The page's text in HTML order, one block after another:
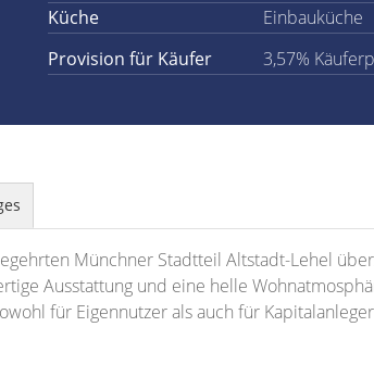
Küche
Einbauküche
Provision für Käufer
3,57%
Münchner Stadtteil Altstadt-Lehel
Ausstattung und eine helle
für Eigennutzer als auch für